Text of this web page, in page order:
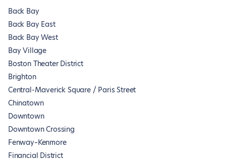
Back Bay
Back Bay East
Back Bay West
Bay Village
Boston Theater District
Brighton
Central-Maverick Square / Paris Street
Chinatown
Downtown
Downtown Crossing
Fenway–Kenmore
Financial District